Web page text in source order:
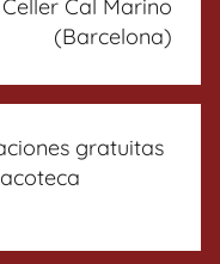
Cal Marino
(Barcelona)
gratuitas